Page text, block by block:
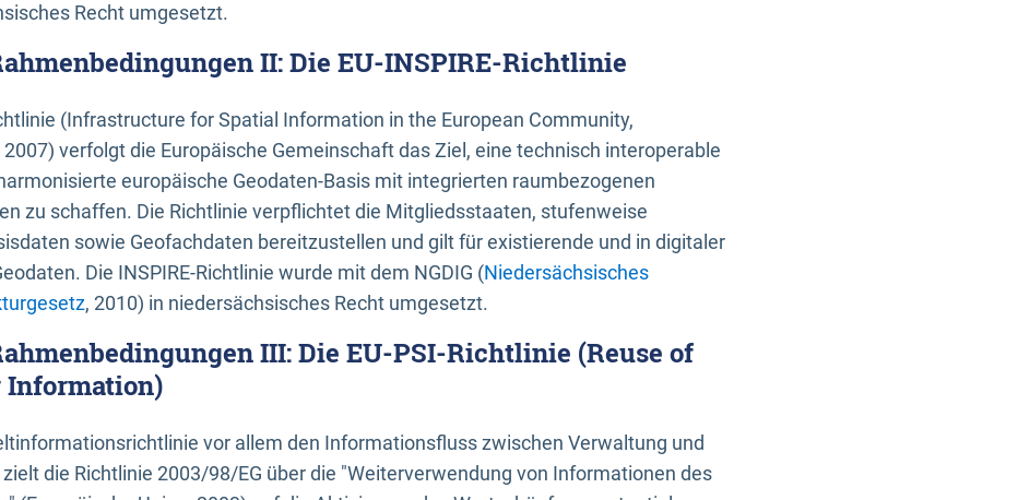
Recht umgesetzt.
II: Die EU-INSPIRE-Richtlinie
(Infrastructure for Spatial Information in the European Community,
2007) verfolgt die Europäische Gemeinschaft das Ziel, eine technisch interoperable
europäische Geodaten-Basis mit integrierten raumbezogenen
zu schaffen. Die Richtlinie verpflichtet die Mitgliedsstaaten, stufenweise
sowie Geofachdaten bereitzustellen und gilt für existierende und in digitaler
Die INSPIRE-Richtlinie wurde mit dem NGDIG (Niedersächsisches
, 2010) in niedersächsisches Recht umgesetzt.
III: Die EU-PSI-Richtlinie (Reuse of
Information)
vor allem den Informationsfluss zwischen Verwaltung und
die Richtlinie 2003/98/EG über die "Weiterverwendung von Informationen des